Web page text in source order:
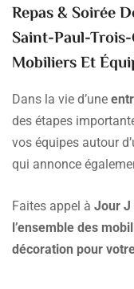
Repas & Soirée
Saint-Paul-
Mobiliers Et
Dans la vie d’une
des étapes
vos équipes autour
qui annonce
Faites appel à Jour J
l’ensemble des
décoration pour